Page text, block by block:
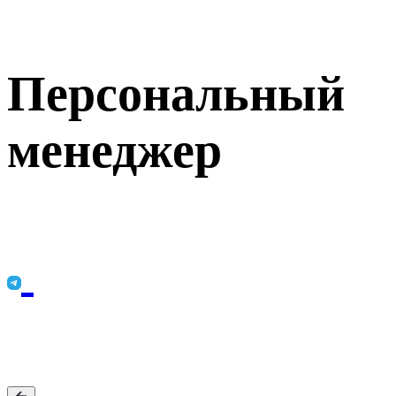
Персональный
менеджер